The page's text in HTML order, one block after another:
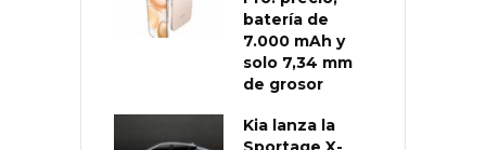
batería de
7.000 mAh y
solo 7,34 mm
de grosor
Kia lanza la